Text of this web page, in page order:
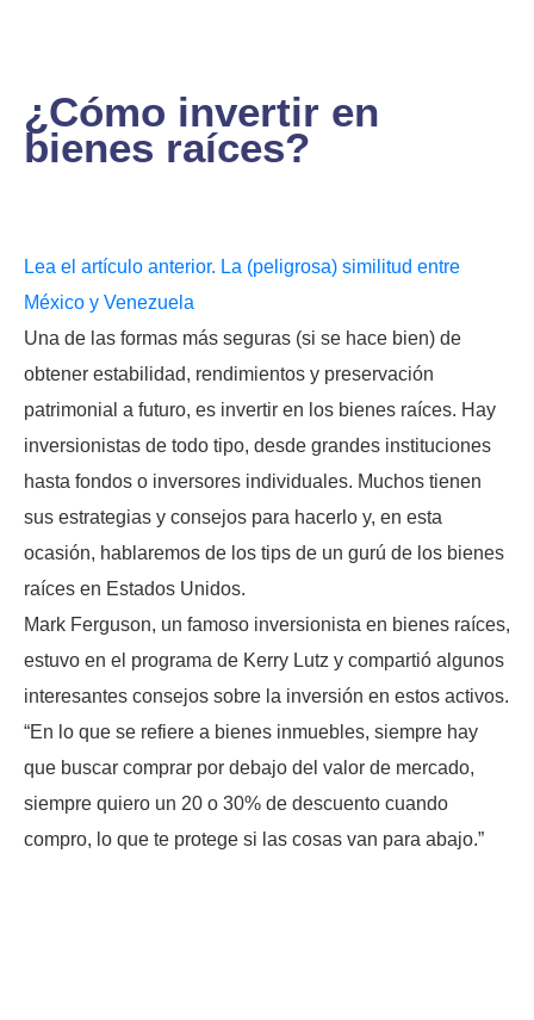
¿Cómo invertir en
bienes raíces?
Lea el artículo anterior. La (peligrosa) similitud entre
México y Venezuela
Una de las formas más seguras (si se hace bien) de
obtener estabilidad, rendimientos y preservación
patrimonial a futuro, es invertir en los bienes raíces. Hay
inversionistas de todo tipo, desde grandes instituciones
hasta fondos o inversores individuales. Muchos tienen
sus estrategias y consejos para hacerlo y, en esta
ocasión, hablaremos de los tips de un gurú de los bienes
raíces en Estados Unidos.
Mark Ferguson, un famoso inversionista en bienes raíces,
estuvo en el programa de Kerry Lutz y compartió algunos
interesantes consejos sobre la inversión en estos activos.
“En lo que se refiere a bienes inmuebles, siempre hay
que buscar comprar por debajo del valor de mercado,
siempre quiero un 20 o 30% de descuento cuando
compro, lo que te protege si las cosas van para abajo.”